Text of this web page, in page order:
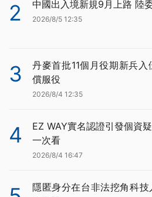
2 中國出入境新規9月上路 陸
2026/8/5 12:35
3
丹麥首批11個月役期新兵
償服役
2026/8/4 12:35
4
EZ WAY實名認證引發個資
一次看
2026/8/4 16:47
隱匿身分在台非法挖角科